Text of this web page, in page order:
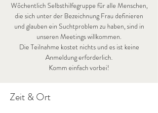
Wöchentlich Selbsthilfegruppe für alle Menschen,
die sich unter der Bezeichnung Frau definieren
und glauben ein Suchtproblem zu haben, sind in
unseren Meetings willkommen.
Die Teilnahme kostet nichts und es ist keine
Anmeldung erforderlich.
Komm einfach vorbei!
Zeit & Ort